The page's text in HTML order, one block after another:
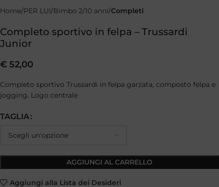
Home PER LUI Bimbo 2/10 anni Completi
Completo sportivo in felpa – Trussardi
Junior
€ 52,00
Completo sportivo Trussardi in felpa garzata, composto felpa e
jogging. Logo centrale
TAGLIA
AGGIUNGI AL CARRELLO
Aggiungi alla Lista dei Desideri